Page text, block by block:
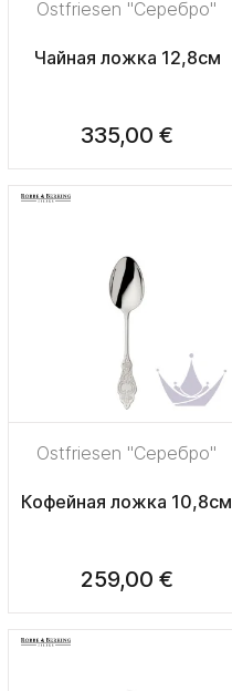
Ostfriesen "Серебро"
Чайная ложка 12,8см
335,00 €
Ostfriesen "Серебро"
Кофейная ложка 10,8см
259,00 €